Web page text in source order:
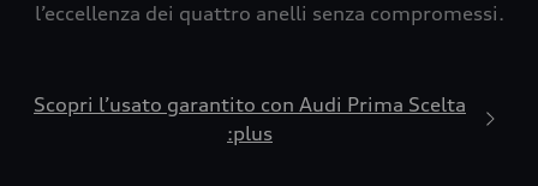
l’eccellenza dei quattro anelli senza compromessi.
Scopri l’usato garantito con Audi Prima Scelta
:plus